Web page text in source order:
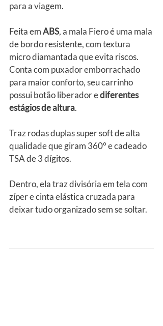
para a viagem.
Feita em ABS, a mala Fiero é uma mala
de bordo resistente, com textura
micro diamantada que evita riscos.
Conta com puxador emborrachado
para maior conforto, seu carrinho
possui botão liberador e diferentes
estágios de altura.
Traz rodas duplas super soft de alta
qualidade que giram 360° e cadeado
TSA de 3 dígitos.
Dentro, ela traz divisória em tela com
zíper e cinta elástica cruzada para
deixar tudo organizado sem se soltar.